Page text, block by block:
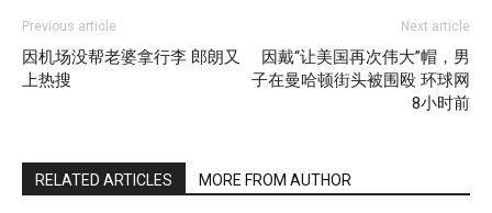
Previous article
因机场没帮老婆拿行李 郎朗又
上热搜
Next article
因戴“让美国再次伟大”帽，男
子在曼哈顿街头被围殴 环球网
8小时前
RELATED ARTICLES MORE FROM AUTHOR